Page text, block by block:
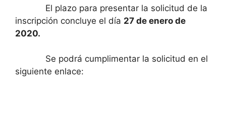
El plazo para presentar la solicitud de la
inscripción concluye el día 27 de enero de
2020.
Se podrá cumplimentar la solicitud en el
siguiente enlace: